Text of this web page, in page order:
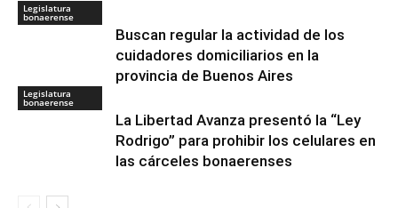
Legislatura
bonaerense
Buscan regular la actividad de los
cuidadores domiciliarios en la
provincia de Buenos Aires
Legislatura
bonaerense
La Libertad Avanza presentó la “Ley
Rodrigo” para prohibir los celulares en
las cárceles bonaerenses